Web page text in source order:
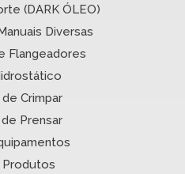
(DARK ÓLEO)
Diversas
Flangeadores
Crimpar
Prensar